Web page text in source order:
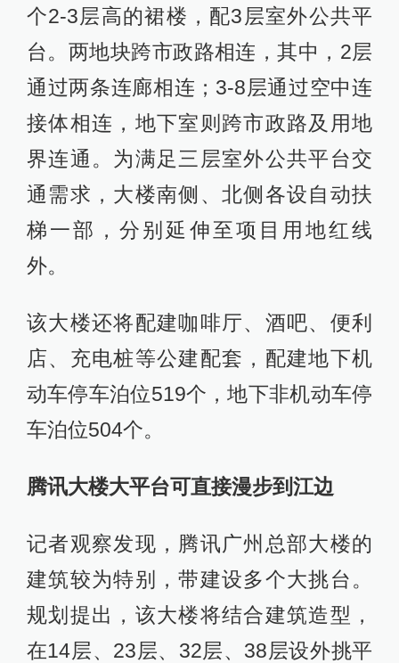
个2-3层高的裙楼，配3层室外公共平
台。两地块跨市政路相连，其中，2层
通过两条连廊相连；3-8层通过空中连
接体相连，地下室则跨市政路及用地
界连通。为满足三层室外公共平台交
通需求，大楼南侧、北侧各设自动扶
梯一部，分别延伸至项目用地红线
外。
该大楼还将配建咖啡厅、酒吧、便利
店、充电桩等公建配套，配建地下机
动车停车泊位519个，地下非机动车停
车泊位504个。
腾讯大楼大平台可直接漫步到江边
记者观察发现，腾讯广州总部大楼的
建筑较为特别，带建设多个大挑台。
规划提出，该大楼将结合建筑造型，
在14层、23层、32层、38层设外挑平